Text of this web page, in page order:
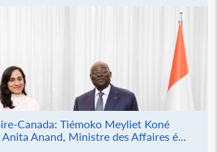
Canada: Tiémoko Meyliet Koné
Anita Anand, Ministre des Affaires é...